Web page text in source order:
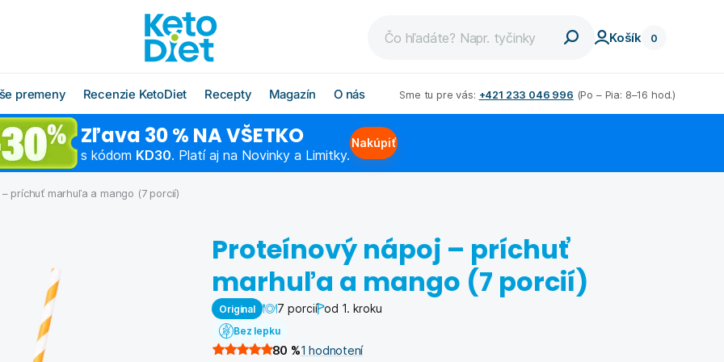
Košík 0
O radoch KetoDiet
Čo jesť po diéte
Časté otázky
premeny Recenzie KetoDiet Recepty
Všetky recepty
Keto recepty (od 1. kroku
diéty)
Magazín
Blog
Ako rýchlo schudnúť
Ako začať športovat
Chudnutie po päťdesiatke
Nízkosacharidová diéta
Bielkovinová diéta
Schudli s nami
O nás
O značke KetoDiet
Náš tím
Hľadáme obchodných
partnerov
Affiliate program
Kontakty
Sme tu pre vás: +421 233 046 996 (Po – Pia: 8–16 hod.)
Zľava 30 % NA VŠETKO
s kódom KD30. Platí aj na Novinky a Limitky.
Nakúpiť
príchuť marhuľa a mango (7 porcií)
Proteínový nápoj – príchuť
marhuľa a mango (7 porcií)
Original 7 porcií od 1. kroku
Bez lepku
80 %1 hodnotení